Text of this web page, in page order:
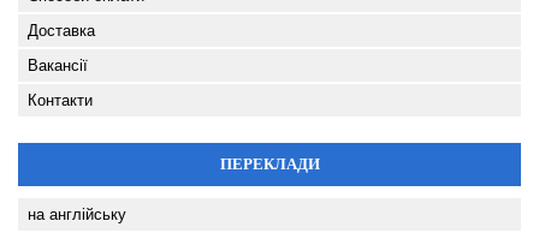
Доставка
Вакансії
Контакти
ПЕРЕКЛАДИ
на англійську